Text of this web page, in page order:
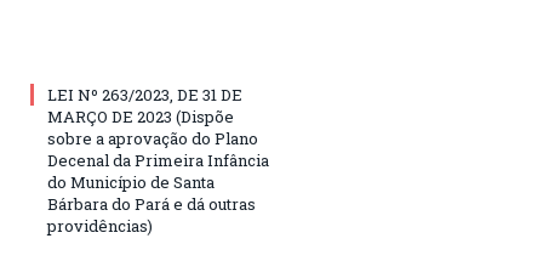
LEI Nº 263/2023, DE 31 DE
MARÇO DE 2023 (Dispõe
sobre a aprovação do Plano
Decenal da Primeira Infância
do Município de Santa
Bárbara do Pará e dá outras
providências)